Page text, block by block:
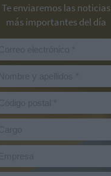
Te enviaremos las noticias
más importantes del día